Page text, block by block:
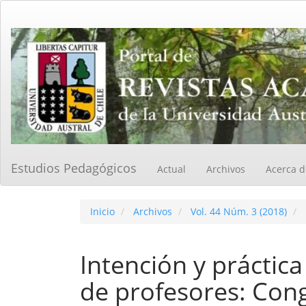
Contenido
principal
Barra
lateral
Estudios Pedagógicos Actual Archivos Acerca
Inicio Archivos Vol. 44 Núm. 3 (2018)
Intención y
de profesores: